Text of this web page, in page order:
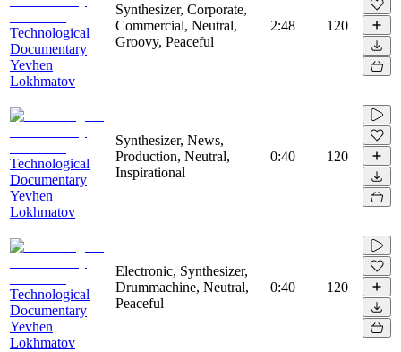
Technological
Documentary
Yevhen
Lokhmatov
Synthesizer, Corporate,
Commercial, Neutral,
Groovy, Peaceful
2:48 120
Technological
Documentary
Yevhen
Lokhmatov
Synthesizer, News,
Production, Neutral,
Inspirational
0:40 120
Technological
Documentary
Yevhen
Lokhmatov
Electronic, Synthesizer,
Drummachine, Neutral,
Peaceful
0:40 120